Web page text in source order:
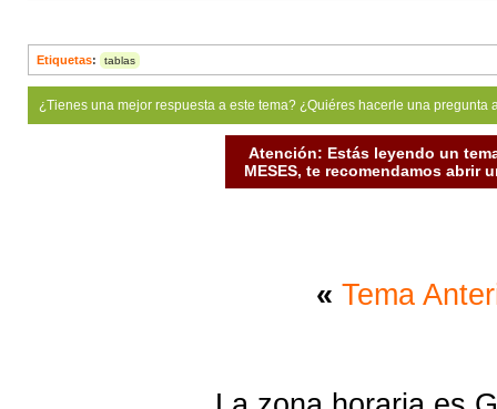
Etiquetas: tablas
¿Tienes una mejor respuesta a este tema? ¿Quiéres hacerle una
Atención: Estás leyendo un
MESES, te recomendamos abrir
« Tema